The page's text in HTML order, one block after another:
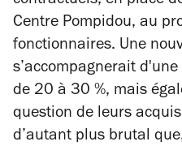
Centre Pompidou, au
fonctionnaires. Une
s’accompagnerait
de 20 à 30 %, mais
question de leurs
d’autant plus brutal